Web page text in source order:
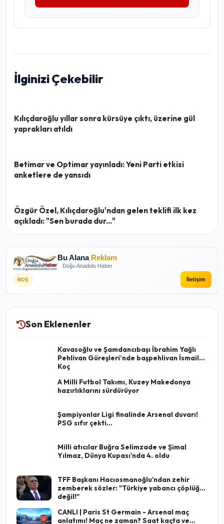
İlginizi Çekebilir
Kılıçdaroğlu yıllar sonra kürsüye çıktı, üzerine gül
yaprakları atıldı
Betimar ve Optimar yayınladı: Yeni Parti etkisi
anketlere de yansıdı
Özgür Özel, Kılıçdaroğlu'ndan gelen teklifi ilk kez
açıkladı: "Sen burada dur..."
Bu Alana Reklam
Doğu Anadolu Haber
BOŞ İletişim
Son Eklenenler
Kavasoğlu ve Şamdancıbaşı İbrahim Yağlı
Pehlivan Güreşleri’nde başpehlivan İsmail
Koç
A Milli Futbol Takımı, Kuzey Makedonya
hazırlıklarını sürdürüyor
Şampiyonlar Ligi finalinde Arsenal duvarı!
PSG sıfır çekti...
Milli atıcılar Buğra Selimzade ve Şimal
Yılmaz, Dünya Kupası'nda 4. oldu
TFF Başkanı Hacıosmanoğlu'ndan zehir
zemberek sözler: "Türkiye yabancı çöplüğü
değil!"
CANLI | Paris St Germain - Arsenal maç
anlatımı! Maç ne zaman? Saat kaçta ve